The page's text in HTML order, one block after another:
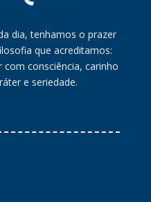
dia, tenhamos o prazer
que acreditamos:
com consciência, carinho
e seriedade.